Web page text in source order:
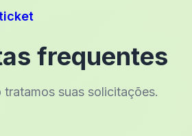
frequentes
tratamos suas solicitações.